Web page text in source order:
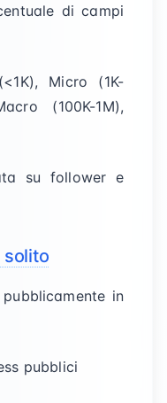
di campi
Micro (1K-
(100K-1M),
su follower e
solito
in
pubblici